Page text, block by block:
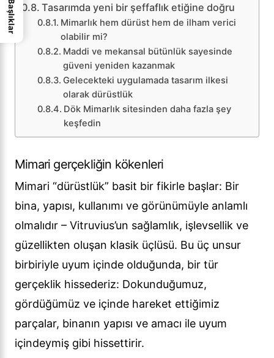
Tasarımda yeni bir şeffaflık etiğine doğru
Mimarlık hem dürüst hem de ilham verici
olabilir mi?
Maddi ve mekansal bütünlük sayesinde
güveni yeniden kazanmak
Gelecekteki uygulamada tasarım ilkesi
olarak dürüstlük
Dök Mimarlık sitesinden daha fazla şey
keşfedin
Mimari gerçekliğin kökenleri
Mimari “dürüstlük” basit bir fikirle başlar: Bir
bina, yapısı, kullanımı ve görünümüyle anlamlı
olmalıdır – Vitruvius’un sağlamlık, işlevsellik ve
güzellikten oluşan klasik üçlüsü. Bu üç unsur
birbiriyle uyum içinde olduğunda, bir tür
gerçeklik hissederiz: Dokunduğumuz,
gördüğümüz ve içinde hareket ettiğimiz
parçalar, binanın yapısı ve amacı ile uyum
içindeymiş gibi hissettirir.
Başlıklar